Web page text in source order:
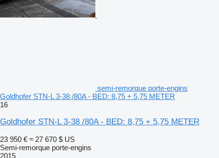
semi-remorque porte-engins
Goldhofer STN-L 3-38 /80A - BED: 8,75 + 5,75 METER
16
Goldhofer STN-L 3-38 /80A - BED: 8,75 + 5,75 METER
23 950 € ≈ 27 670 $ US
Semi-remorque porte-engins
2015